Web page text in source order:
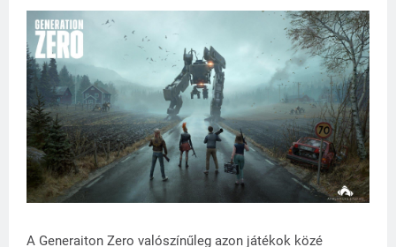
A Generaiton Zero valószínűleg azon játékok közé